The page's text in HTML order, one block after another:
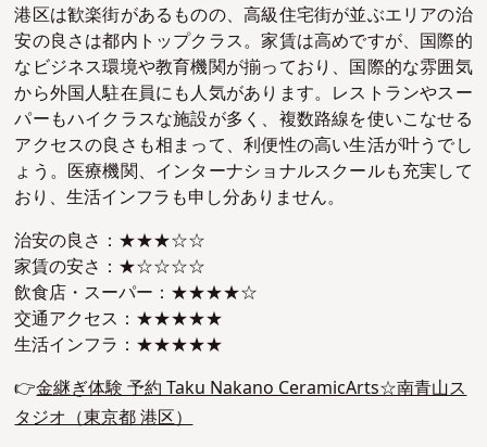
港区は歓楽街があるものの、高級住宅街が並ぶエリアの治
安の良さは都内トップクラス。家賃は高めですが、国際的
なビジネス環境や教育機関が揃っており、国際的な雰囲気
から外国人駐在員にも人気があります。レストランやスー
パーもハイクラスな施設が多く、複数路線を使いこなせる
アクセスの良さも相まって、利便性の高い生活が叶うでし
ょう。医療機関、インターナショナルスクールも充実して
おり、生活インフラも申し分ありません。
治安の良さ：★★★☆☆
家賃の安さ：★☆☆☆☆
飲食店・スーパー：★★★★☆
交通アクセス：★★★★★
生活インフラ：★★★★★
👉金継ぎ体験 予約 Taku Nakano CeramicArts☆南青山ス
タジオ（東京都 港区）